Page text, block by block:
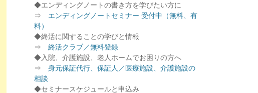
◆エンディングノートの書き方を学びたい方に
⇒ エンディングノートセミナー 受付中（無料、有
料）
◆終活に関することの学びと情報
⇒ 終活クラブ／無料登録
◆入院、介護施設、老人ホームでお困りの方へ
⇒ 身元保証代行、保証人／医療施設、介護施設の
相談
◆セミナースケジュールと申込み